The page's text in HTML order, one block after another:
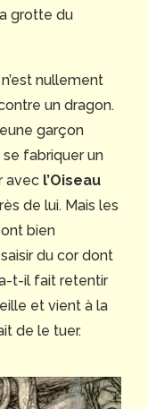
grotte du
nullement
un dragon.
garçon
fabriquer un
avec l’Oiseau
de lui. Mais les
bien
du cor dont
t-il fait retentir
et vient à la
de le tuer.